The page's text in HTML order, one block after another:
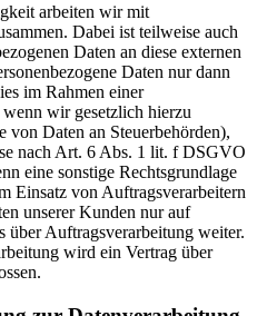
arbeiten wir mit
Dabei ist teilweise auch
Daten an diese externen
Daten nur dann
im Rahmen einer
wir gesetzlich hierzu
Daten an Steuerbehörden),
nach Art. 6 Abs. 1 lit. f DSGVO
eine sonstige Rechtsgrundlage
Einsatz von Auftragsverarbeitern
unserer Kunden nur auf
über Auftragsverarbeitung weiter.
wird ein Vertrag über